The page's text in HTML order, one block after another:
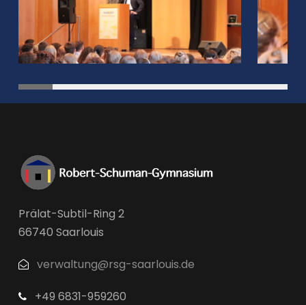
Prälat-Subtil-Ring 2
66740 Saarlouis
verwaltung@rsg-saarlouis.de
+49 6831-959260